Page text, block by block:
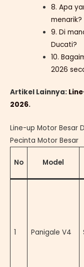
8. Apa
menarik?
9. Di
Ducati?
10.
2026
Artikel Lainnya:
2026.
Line-up Motor Besar
Pecinta Motor Besar
No Model
1 Panigale V4